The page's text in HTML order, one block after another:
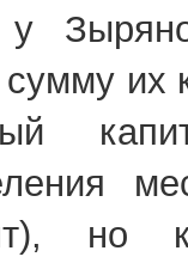
у
сумму их
но